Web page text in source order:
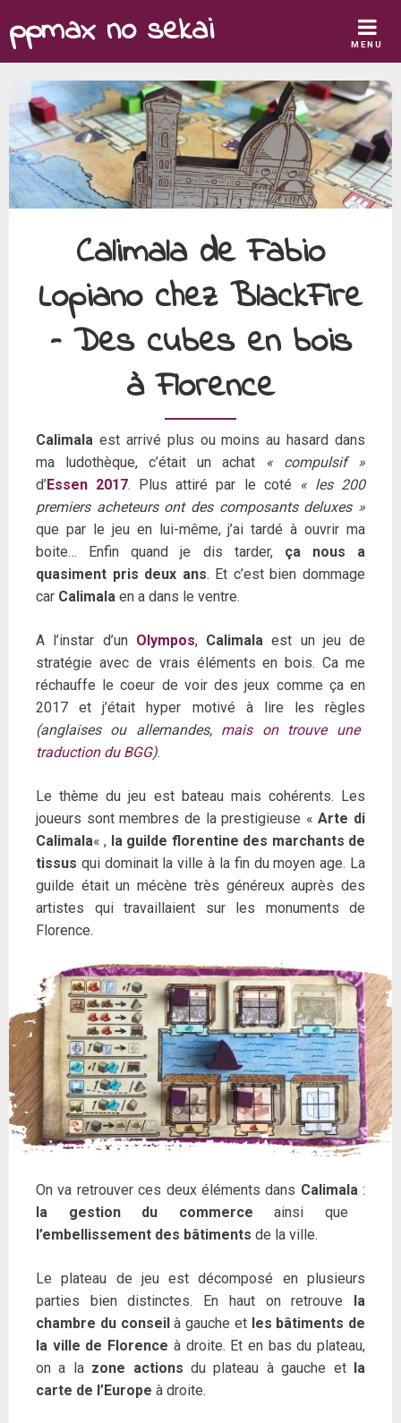
to
content
ppmax no sekai MENU
Calimala de Fabio
Lopiano chez BlackFire
– Des cubes en bois
à Florence
Calimala est arrivé plus ou moins au hasard dans
ma ludothèque, c’était un achat
« compulsif »
d’Essen 2017. Plus attiré par le coté
« les 200
premiers acheteurs ont des composants deluxes »
que par le jeu en lui-même, j’ai tardé à ouvrir ma
boite… Enfin quand je dis tarder, ça nous a
quasiment pris deux ans. Et c’est bien dommage
car Calimala en a dans le ventre.
A l’instar d’un Olympos, Calimala est un jeu de
stratégie avec de vrais éléments en bois. Ca me
réchauffe le coeur de voir des jeux comme ça en
2017 et j’était hyper motivé à lire les règles
(anglaises ou allemandes, mais on trouve une
traduction du BGG).
Le thème du jeu est bateau mais cohérents. Les
joueurs sont membres de la prestigieuse «Arte di
Calimala« , la guilde florentine des marchants de
tissus qui dominait la ville à la fin du moyen age. La
guilde était un mécène très généreux auprès des
artistes qui travaillaient sur les monuments de
Florence.
On va retrouver ces deux éléments dans Calimala :
la gestion du commerce ainsi que
l’embellissement des bâtiments de la ville.
Le plateau de jeu est décomposé en plusieurs
parties bien distinctes. En haut on retrouve la
chambre du conseilà gauche et les bâtiments de
la ville de Florence à droite. Et en bas du plateau,
on a la zone actions du plateau à gauche et la
carte de l’Europe à droite.